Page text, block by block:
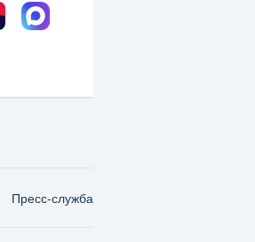
Пресс-служба